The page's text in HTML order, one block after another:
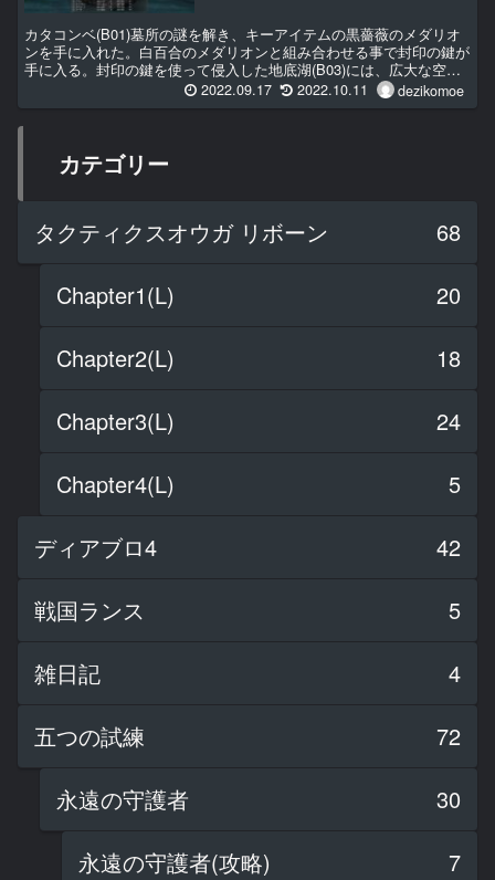
カタコンベ(B01)墓所の謎を解き、キーアイテムの黒薔薇のメダリオ
ンを手に入れた。白百合のメダリオンと組み合わせる事で封印の鍵が
手に入る。封印の鍵を使って侵入した地底湖(B03)には、広大な空間
2022.09.17 2022.10.11 dezikomoe
カテゴリー
タクティクスオウガ リボーン
68
Chapter1(L)
20
Chapter2(L)
18
Chapter3(L)
24
Chapter4(L)
5
ディアブロ4
42
戦国ランス
5
雑日記
4
五つの試練
72
永遠の守護者
30
永遠の守護者(攻略)
7